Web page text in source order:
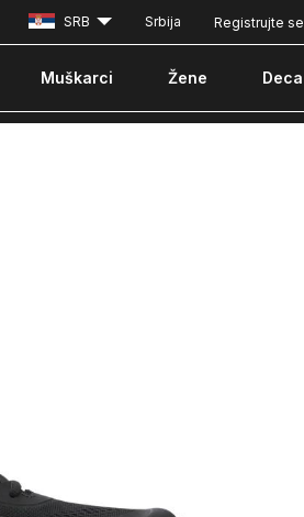
dostava za porudžbine iznad 6000 dinara
Registrujte se
SRB Srbija
Muškarci Žene Deca